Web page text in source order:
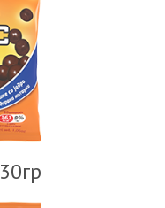
30гр